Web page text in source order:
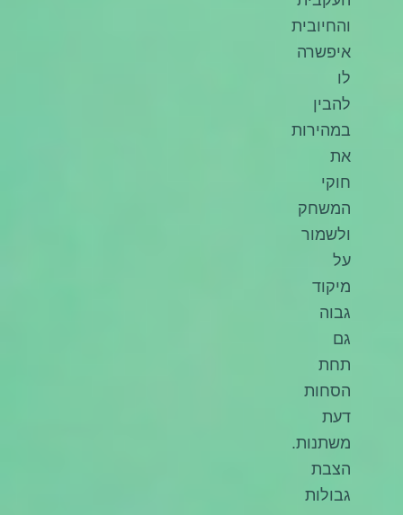
והחיובית
איפשרה
לו
להבין
במהירות
את
חוקי
המשחק
ולשמור
על
מיקוד
גבוה
גם
תחת
הסחות
דעת
משתנות.
הצבת
גבולות